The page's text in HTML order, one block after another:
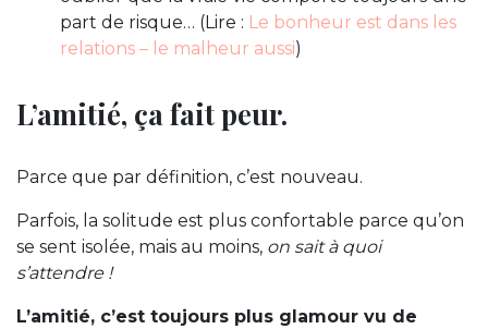
part de risque… (Lire : Le bonheur est dans les
relations – le malheur aussi)
L’amitié, ça fait peur.
Parce que par définition, c’est nouveau.
Parfois, la solitude est plus confortable parce qu’on
se sent isolée, mais au moins, on sait à quoi
s’attendre !
L’amitié, c’est toujours plus glamour vu de